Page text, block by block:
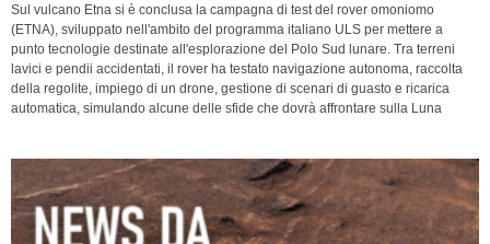
Sul vulcano Etna si è conclusa la campagna di test del rover omoniomo
(ETNA), sviluppato nell'ambito del programma italiano ULS per mettere a
punto tecnologie destinate all'esplorazione del Polo Sud lunare. Tra terreni
lavici e pendii accidentati, il rover ha testato navigazione autonoma, raccolta
della regolite, impiego di un drone, gestione di scenari di guasto e ricarica
automatica, simulando alcune delle sfide che dovrà affrontare sulla Luna